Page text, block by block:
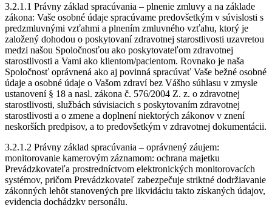
3.2.1.1 Právny základ spracúvania – plnenie zmluvy a na základe
zákona: Vaše osobné údaje spracúvame predovšetkým v súvislosti s
predzmluvnými vzťahmi a plnením zmluvného vzťahu, ktorý je
založený dohodou o poskytovaní zdravotnej starostlivosti uzavretou
medzi našou Spoločnosťou ako poskytovateľom zdravotnej
starostlivosti a Vami ako klientom/pacientom. Rovnako je naša
Spoločnosť oprávnená ako aj povinná spracúvať Vaše bežné osobné
údaje a osobné údaje o Vašom zdraví bez Vášho súhlasu v zmysle
ustanovení § 18 a nasl. zákona č. 576/2004 Z. z. o zdravotnej
starostlivosti, službách súvisiacich s poskytovaním zdravotnej
starostlivosti a o zmene a doplnení niektorých zákonov v znení
neskorších predpisov, a to predovšetkým v zdravotnej dokumentácii.
3.2.1.2 Právny základ spracúvania – oprávnený záujem:
monitorovanie kamerovým záznamom: ochrana majetku
Prevádzkovateľa prostredníctvom elektronických monitorovacích
systémov, pričom Prevádzkovateľ zabezpečuje striktné dodržiavanie
zákonných lehôt stanovených pre likvidáciu takto získaných údajov,
evidencia dochádzky personálu.